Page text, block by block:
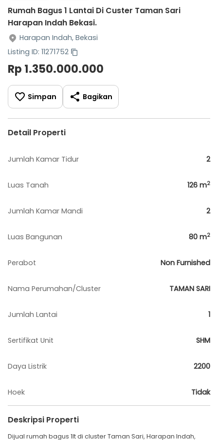
Rumah Bagus 1 Lantai Di Custer Taman Sari
Harapan Indah Bekasi.
Harapan Indah, Bekasi
Listing ID: 11271752
Rp 1.350.000.000
Simpan Bagikan
Detail Properti
Jumlah Kamar Tidur 2
Luas Tanah 126 m2
Jumlah Kamar Mandi 2
Luas Bangunan 80 m2
Perabot Non Furnished
Nama Perumahan/Cluster TAMAN SARI
Jumlah Lantai 1
Sertifikat Unit SHM
Daya Listrik 2200
Hoek Tidak
Deskripsi Properti
Dijual rumah bagus 1lt di cluster Taman Sari, Harapan Indah,